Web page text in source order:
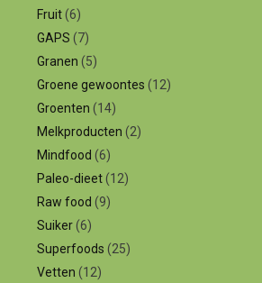
Fruit(6)
GAPS (7)
Granen (5)
Groene gewoontes (12)
Groenten (14)
Melkproducten (2)
Mindfood (6)
Paleo-dieet(12)
Raw food (9)
Suiker(6)
Superfoods (25)
Vetten (12)